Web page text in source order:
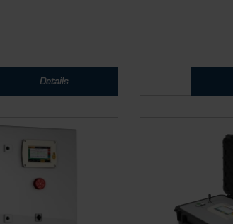
Details